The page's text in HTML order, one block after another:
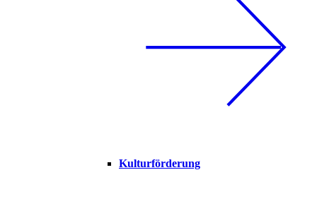
Kulturförderung